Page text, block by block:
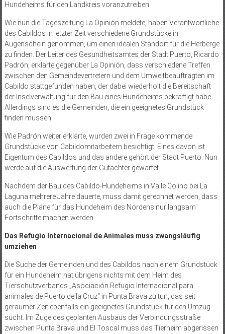
Hundeheims für den Landkreis voranzutreiben.
Wie nun die Tageszeitung La Opinión meldete, haben Verantwortliche
des Cabildos in letzter Zeit verschiedene Grundstücke in
Augenschein genommen, um einen idealen Standort für die Herberge
zu finden. Der Leiter des Gesundheitsamtes der Stadt Puerto, Ricardo
Padrón, erklärte gegenüber La Opinión, dass verschiedene Treffen
zwischen den Gemeindevertretern und dem Umweltbeauftragten im
Cabildo stattgefunden haben, der dabei wiederholt die Bereitschaft
der Inselverwaltung für den Bau eines Hundeheims bekräftigt habe.
Allerdings sind es die Gemeinden, die ein geeignetes Grundstück
finden müssen.
Wie Padrón weiter erklärte, wurden zwei in Frage kommende
Grundstücke von Cabildomitarbeitern besichtigt. Eines davon ist
Eigentum des Cabildos und das andere gehört der Stadt Puerto. Nun
werde auf die Auswertung der Gutachter gewartet.
Nachdem der Bau des Cabildo-Hundeheims in Valle Colino bei La
Laguna mehrere Jahre dauerte, muss damit gerechnet werden, dass
auch die Pläne für das Hundeheim des Nordens nur langsam
Fortschritte machen werden.
Das Refugio Internacional de Animales muss zwangsläufig
umziehen
Die Suche der Gemeinden und des Cabildos nach einem Grundstück
für ein Hundeheim hat übrigens nichts mit dem Heim des
Tierschutzverbands „Asociación Refugio Internacional para
animales de Puerto de la Cruz“ in Punta Brava zu tun, das seit
geraumer Zeit ebenfalls ein geeignetes Grundstück für den Umzug
sucht. Im Zuge des geplanten Ausbaus der Verbindungsstraße
zwischen Punta Brava und El Toscal muss das Tierheim abgerissen